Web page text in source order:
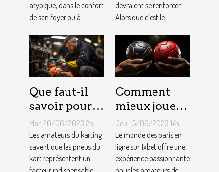
atypique, dans le confort
de son foyer ou à...
devraient se renforcer.
Alors que c’est le...
Que faut-il
savoir pour
un meilleur
ajustement
de la
pression des
Mar. 20/06/2023 2h
Les amateurs du karting
savent que les pneus du
kart représentent un
facteur indispensable
Comment
mieux jouer
pour gagner
au jeu
1XBET ?
Jeu. 15/06/2023 14h
Le monde des paris en
ligne sur 1xbet offre une
expérience passionnante
pour les amateurs de